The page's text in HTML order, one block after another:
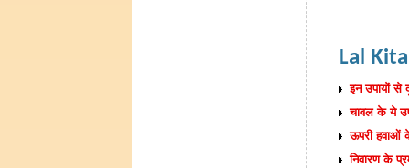
Lal
इन उपायों से
चावल के ये
ऊपरी हवाओं
निवारण के